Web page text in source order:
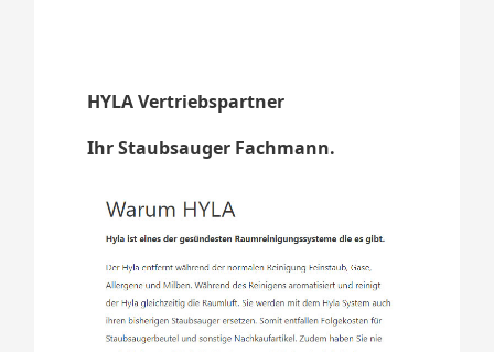
HYLA Vertriebspartner
Ihr Staubsauger Fachmann.